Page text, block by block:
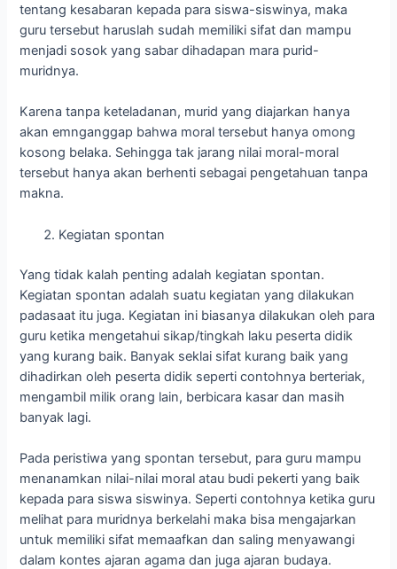
tentang kesabaran kepada para siswa-siswinya, maka
guru tersebut haruslah sudah memiliki sifat dan mampu
menjadi sosok yang sabar dihadapan mara purid-
muridnya.
Karena tanpa keteladanan, murid yang diajarkan hanya
akan emnganggap bahwa moral tersebut hanya omong
kosong belaka. Sehingga tak jarang nilai moral-moral
tersebut hanya akan berhenti sebagai pengetahuan tanpa
makna.
Kegiatan spontan
Yang tidak kalah penting adalah kegiatan spontan.
Kegiatan spontan adalah suatu kegiatan yang dilakukan
padasaat itu juga. Kegiatan ini biasanya dilakukan oleh para
guru ketika mengetahui sikap/tingkah laku peserta didik
yang kurang baik. Banyak seklai sifat kurang baik yang
dihadirkan oleh peserta didik seperti contohnya berteriak,
mengambil milik orang lain, berbicara kasar dan masih
banyak lagi.
Pada peristiwa yang spontan tersebut, para guru mampu
menanamkan nilai-nilai moral atau budi pekerti yang baik
kepada para siswa siswinya. Seperti contohnya ketika guru
melihat para muridnya berkelahi maka bisa mengajarkan
untuk memiliki sifat memaafkan dan saling menyawangi
dalam kontes ajaran agama dan juga ajaran budaya.